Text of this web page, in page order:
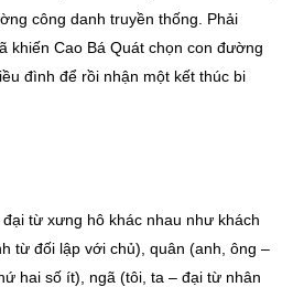
công danh truyền thống. Phải
khiến Cao Bá Quát chọn con đường
đình để rồi nhận một kết thúc bi
đại từ xưng hô khác nhau như khách
từ đối lập với chủ), quân (anh, ông –
hai số ít), ngã (tôi, ta – đại từ nhân